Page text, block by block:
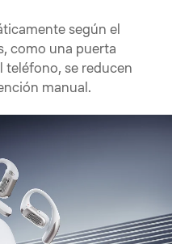
según el
como una puerta
teléfono, se reducen
manual.